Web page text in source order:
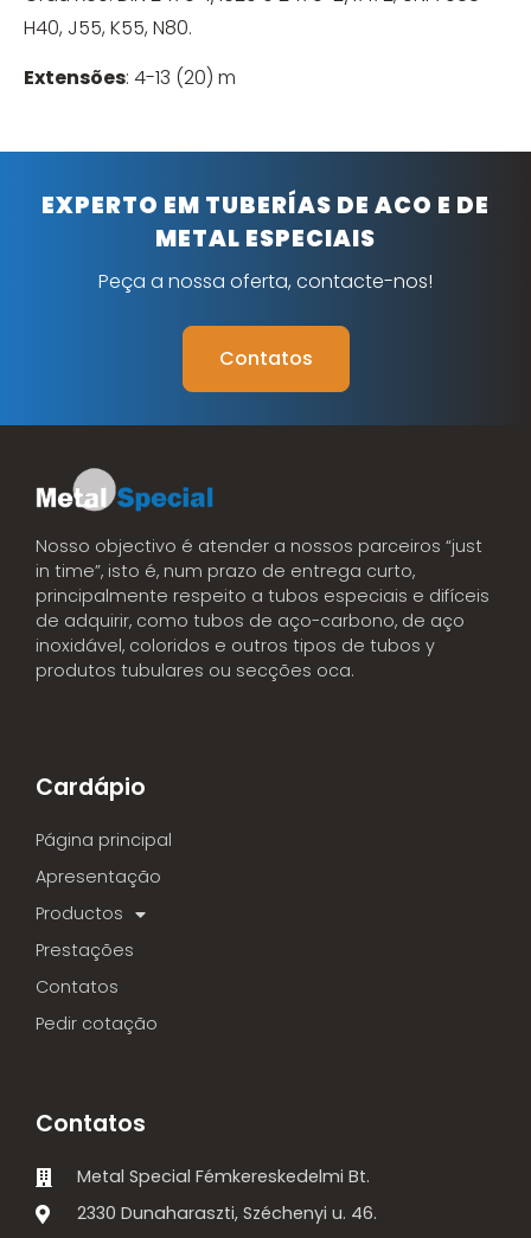
H40, J55, K55, N80.
Extensões: 4-13 (20) m
EXPERTO EM TUBERÍAS DE ACO E DE
METAL ESPECIAIS
Peça a nossa oferta, contacte-nos!
Contatos
Nosso objectivo é atender a nossos parceiros “just
in time”, isto é, num prazo de entrega curto,
principalmente respeito a tubos especiais e difíceis
de adquirir, como tubos de aço-carbono, de aço
inoxidável, coloridos e outros tipos de tubos y
produtos tubulares ou secções oca.
Cardápio
Página principal
Apresentação
Productos
Prestações
Contatos
Pedir cotação
Contatos
Metal Special Fémkereskedelmi Bt.
2330 Dunaharaszti, Széchenyi u. 46.